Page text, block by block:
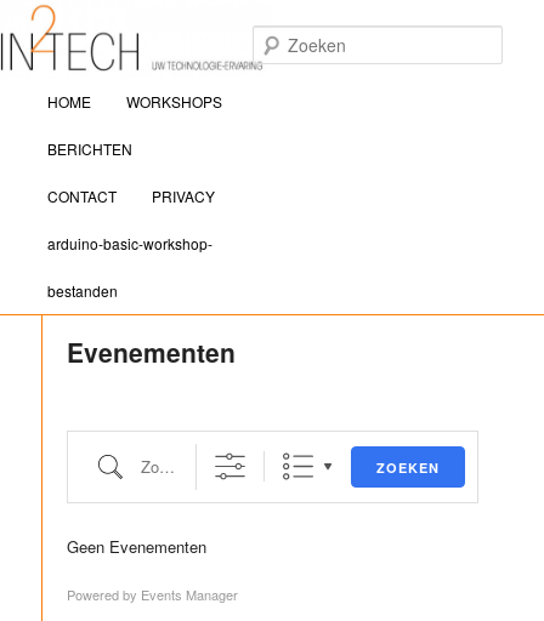
IN2TECH
Spring naar de primaire inhoud
Spring naar de secundaire inhoud
HOME WORKSHOPS
BERICHTEN
CONTACT PRIVACY
arduino-basic-workshop-
bestanden
Evenementen
Zoeken ZOEKEN
Geen Evenementen
Powered by Events Manager